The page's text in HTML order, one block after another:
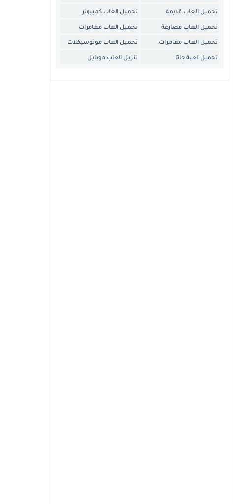
تحميل العاب قديمة تحميل العاب كمبيوتر
تحميل العاب مصارعة تحميل العاب مغامرات
تحميل العاب مغامرات. تحميل العاب موتوسيكلات
تحميل لعبة جاتا تنزيل العاب موبايل